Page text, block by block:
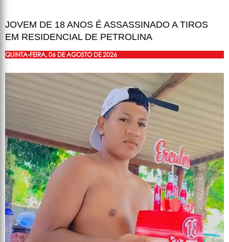
JOVEM DE 18 ANOS É ASSASSINADO A TIROS
EM RESIDENCIAL DE PETROLINA
QUINTA-FEIRA, 06 DE AGOSTO DE 2026